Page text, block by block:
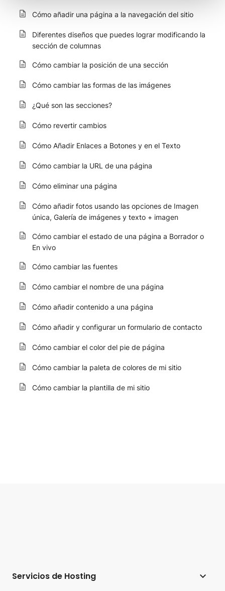
Cómo añadir una página a la navegación del sitio
Diferentes diseños que puedes lograr modificando la
sección de columnas
Cómo cambiar la posición de una sección
Cómo cambiar las formas de las imágenes
¿Qué son las secciones?
Cómo revertir cambios
Cómo Añadir Enlaces a Botones y en el Texto
Cómo cambiar la URL de una página
Cómo eliminar una página
Cómo añadir fotos usando las opciones de Imagen
única, Galería de imágenes y texto + imagen
Cómo cambiar el estado de una página a Borrador o
En vivo
Cómo cambiar las fuentes
Cómo cambiar el nombre de una página
Cómo añadir contenido a una página
Cómo añadir y configurar un formulario de contacto
Cómo cambiar el color del pie de página
Cómo cambiar la paleta de colores de mi sitio
Cómo cambiar la plantilla de mi sitio
Servicios de Hosting